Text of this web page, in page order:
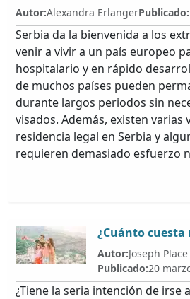
Autor:Alexandra ErlangerPublicado:
Serbia da la bienvenida a los
venir a vivir a un país europeo
hospitalario y en rápido
de muchos países pueden
durante largos periodos sin
visados. Además, existen varias
residencia legal en Serbia y
requieren demasiado esfuerzo
¿Cuánto cuesta
Autor:Joseph Place
Publicado:20
¿Tiene la seria intención de irse